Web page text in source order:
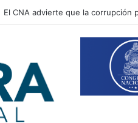
La Comisión de Salud del CN se